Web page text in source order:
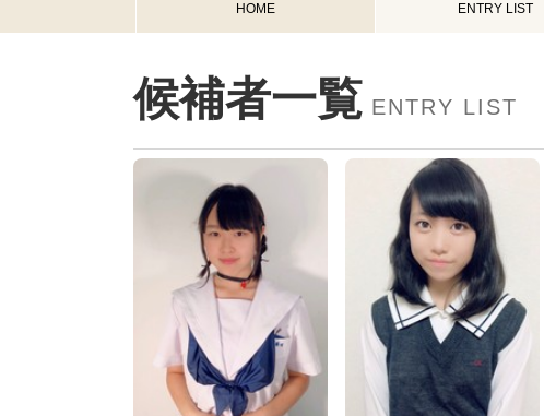
HOME ENTRY LIST
候補者一覧 ENTRY LIST